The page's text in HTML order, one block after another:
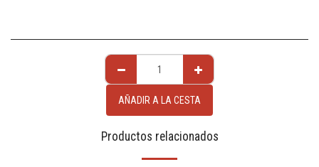
AÑADIR A LA CESTA
Productos relacionados